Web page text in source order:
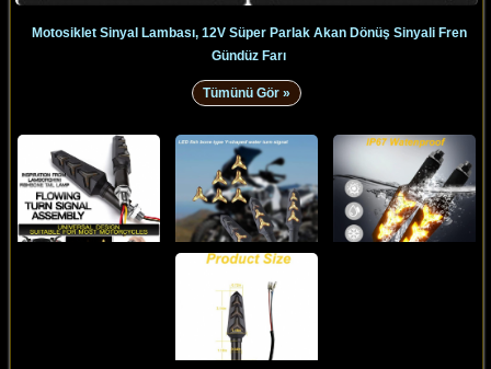
Motosiklet Sinyal Lambası, 12V Süper Parlak Akan Dönüş Sinyali Fren
Gündüz Farı
Tümünü Gör »